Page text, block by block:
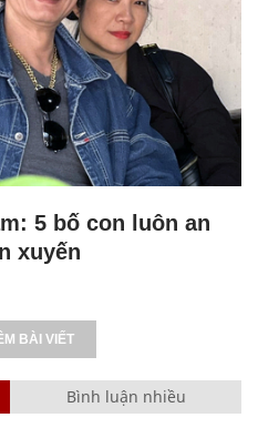
5 bố con luôn an
xuyến
BÀI VIẾT
Bình luận nhiều